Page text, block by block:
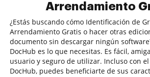
Arrendamiento
¿Estás buscando cómo Identificación de
Arrendamiento Gratis o hacer otras
documento sin descargar ningún
DocHub es lo que necesitas. Es fácil,
usuario y seguro de utilizar. Incluso con
DocHub, puedes beneficiarte de sus